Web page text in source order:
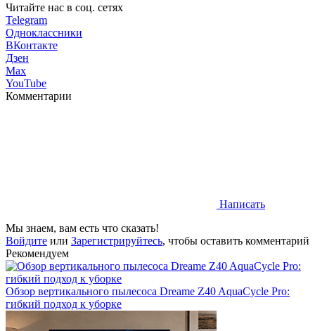
Читайте нас в соц. сетях
Telegram
Одноклассники
ВКонтакте
Дзен
Max
YouTube
Комментарии
Написать
Мы знаем, вам есть что сказать!
Войдите или Зарегистрируйтесь, чтобы оставить комментарий
Рекомендуем
Обзор вертикального пылесоса Dreame Z40 AquaCycle Pro:
гибкий подход к уборке